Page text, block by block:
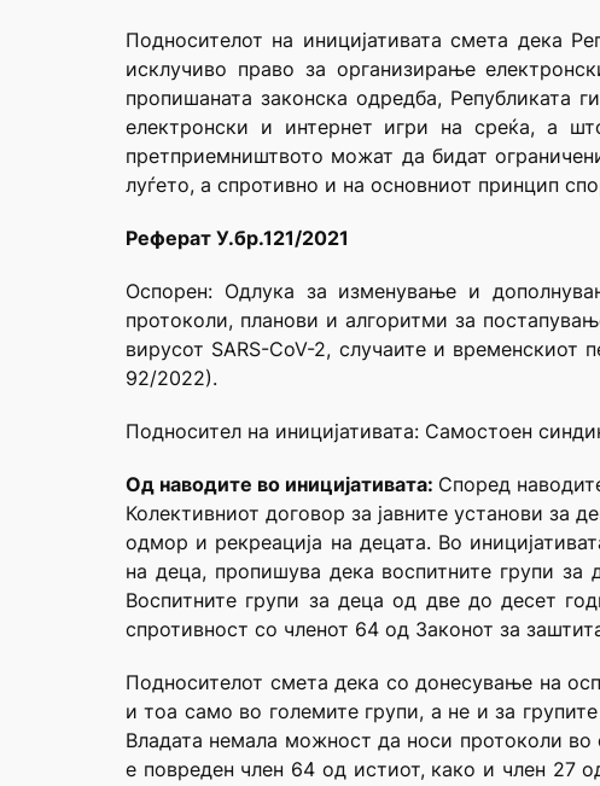
Подносителот на иницијативата смета дека
исклучиво право за организирање
пропишаната законска одредба, Републиката
електронски и интернет игри на среќа, а
претприемништвото можат да бидат
луѓето, а спротивно и на основниот принцип
Реферат У.бр.121/2021
Оспорен: Одлука за изменување и
протоколи, планови и алгоритми за
вирусот SARS-CoV-2, случаите и
92/2022).
Подносител на иницијативата: Самостоен
Од наводите во иницијативата: Според
Колективниот договор за јавните установи за
одмор и рекреација на децата. Во
на деца, пропишува дека воспитните групи
Воспитните групи за деца од две до десет
спротивност со членот 64 од Законот за
Подносителот смета дека со донесување на
и тоа само во големите групи, а не и за
Владата немала можност да носи протоколи во
е повреден член 64 од истиот, како и член 27